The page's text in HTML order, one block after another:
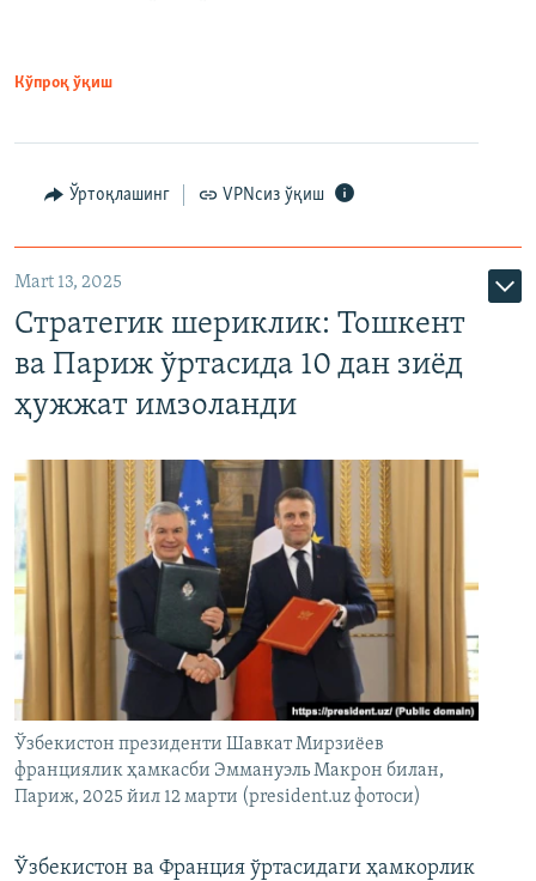
Кўпроқ ўқиш
Ўртоқлашинг VPNсиз ўқиш
Mart 13, 2025
Стратегик шериклик: Тошкент
ва Париж ўртасида 10 дан зиёд
ҳужжат имзоланди
Ўзбекистон президенти Шавкат Мирзиёев
франциялик ҳамкасби Эммануэль Макрон билан,
Париж, 2025 йил 12 марти (president.uz фотоси)
Ўзбекистон ва Франция ўртасидаги ҳамкорлик